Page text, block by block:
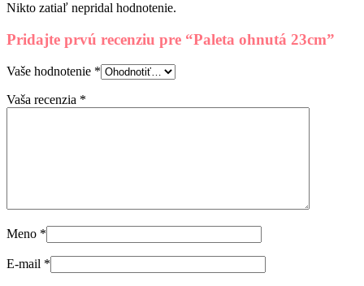
Nikto zatiaľ nepridal hodnotenie.
Pridajte prvú recenziu pre “Paleta ohnutá 23cm”
Vaše hodnotenie *
Vaša recenzia *
Meno *
E-mail *